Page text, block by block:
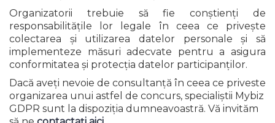
Organizatorii trebuie să fie conștienți de
responsabilitățile lor legale în ceea ce privește
colectarea și utilizarea datelor personale și să
implementeze măsuri adecvate pentru a asigura
conformitatea și protecția datelor participanților.
Dacă aveți nevoie de consultanță în ceea ce priveste
organizarea unui astfel de concurs, specialiștii Mybiz
GDPR sunt la dispoziția dumneavoastră. Vă invităm